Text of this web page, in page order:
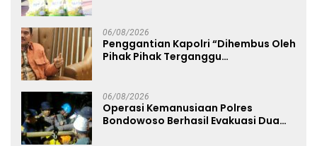
06/08/2026
Penggantian Kapolri “Dihembus Oleh
Pihak Pihak Terganggu
06/08/2026
Operasi Kemanusiaan Polres
Bondowoso Berhasil Evakuasi Dua